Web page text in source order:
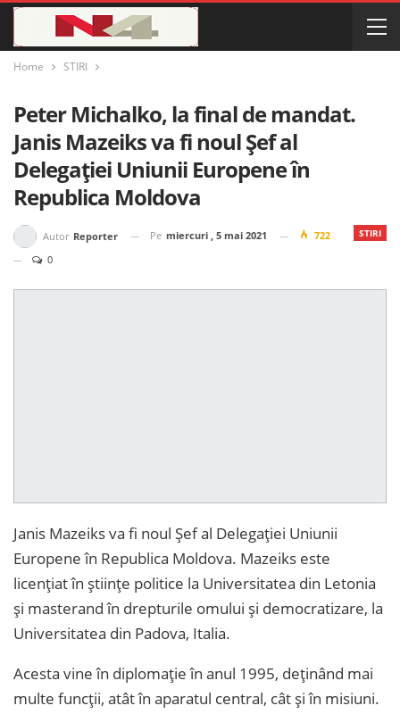
Home STIRI
Peter Michalko, la final de mandat.
Janis Mazeiks va fi noul Șef al
Delegației Uniunii Europene în
Republica Moldova
STIRI
Autor Reporter Pe miercuri , 5 mai 2021
722
0
Janis Mazeiks va fi noul Șef al Delegației Uniunii
Europene în Republica Moldova. Mazeiks este
licențiat în științe politice la Universitatea din Letonia
și masterand în drepturile omului și democratizare, la
Universitatea din Padova, Italia.
Acesta vine în diplomație în anul 1995, deținând mai
multe funcții, atât în aparatul central, cât și în misiuni.